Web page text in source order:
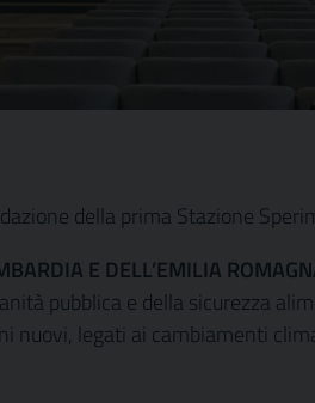
della prima Stazione
E DELL’EMILIA
pubblica e della sicurezza
nuovi, legati ai cambiamenti